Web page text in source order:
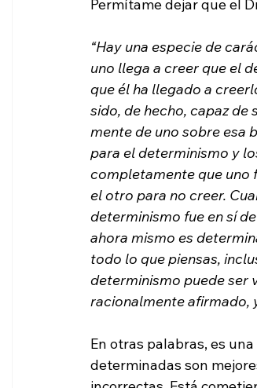
“Hay una especie de
uno llega a creer que el
que él ha llegado a
sido, de hecho, capaz
mente de uno sobre esa
para el determinismo y
completamente que uno
el otro para no creer.
determinismo fue en sí
ahora mismo es
todo lo que piensas,
determinismo puede ser
racionalmente afirmado,
En otras palabras, es
determinadas son